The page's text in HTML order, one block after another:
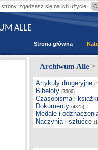
zgadzasz się na ich użycie.
ALLE
Strona główna
Archiwum Alle >
Artykuły drogeryjne
Bibeloty (3306)
Czasopisma i książki
Dokumenty (4375)
Medale i
Naczynia i sztućce